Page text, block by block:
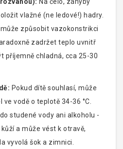
Na čelo, záhyby
vlažné (ne ledové!) hadry.
způsobit vazokonstrikci
zadržet teplo uvnitř
příjemně chladná, cca 25-30
Pokud dítě souhlasí, může
vodě o teplotě 34-36 °C.
studené vody ani alkoholu -
a může vést k otravě,
vyvolá šok a zimnici.